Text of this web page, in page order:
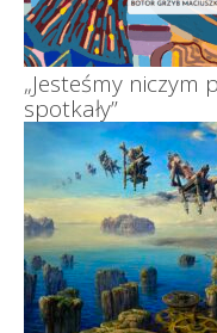
„Jesteśmy niczym
spotkały”